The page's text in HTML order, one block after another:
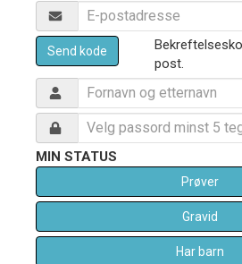
Send kode
post.
MIN STATUS
Prøver
Gravid
Har barn